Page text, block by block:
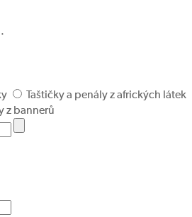
Taštičky a penály z afrických látek
z bannerů